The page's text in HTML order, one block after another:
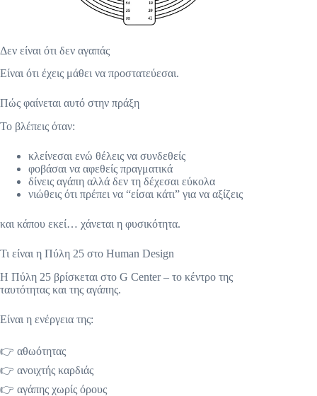
Δεν είναι ότι δεν αγαπάς
Είναι ότι έχεις μάθει να προστατεύεσαι.
Πώς φαίνεται αυτό στην πράξη
Το βλέπεις όταν:
κλείνεσαι ενώ θέλεις να συνδεθείς
φοβάσαι να αφεθείς πραγματικά
δίνεις αγάπη αλλά δεν τη δέχεσαι εύκολα
νιώθεις ότι πρέπει να “είσαι κάτι” για να αξίζεις
και κάπου εκεί… χάνεται η φυσικότητα.
Τι είναι η Πύλη 25 στο Human Design
Η Πύλη 25 βρίσκεται στο G Center – το κέντρο της
ταυτότητας και της αγάπης.
Είναι η ενέργεια της:
👉 αθωότητας
👉 ανοιχτής καρδιάς
👉 αγάπης χωρίς όρους